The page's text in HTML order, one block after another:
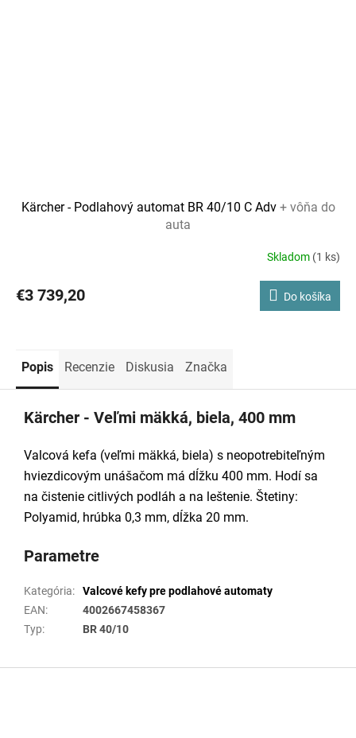
Kärcher - Podlahový automat BR 40/10 C Adv + vôňa do
auta
Skladom (1 ks)
€3 739,20 Do košíka
Popis Recenzie Diskusia Značka
Kärcher - Veľmi mäkká, biela, 400 mm
Valcová kefa (veľmi mäkká, biela) s neopotrebiteľným
hviezdicovým unášačom má dĺžku 400 mm. Hodí sa
na čistenie citlivých podláh a na leštenie. Štetiny:
Polyamid, hrúbka 0,3 mm, dĺžka 20 mm.
Parametre
Kategória:
Valcové kefy pre podlahové automaty
EAN:
4002667458367
Typ: BR 40/10